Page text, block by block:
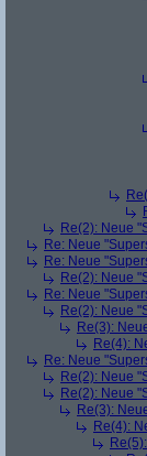
Re(2): Neue
Re: Neue
Re: Neue
Re(2): Neue
Re: Neue
Re(2): Neue
Re(3):
Re(4):
Re: Neue
Re(2): Neue
Re(2): Neue
Re(3):
Re(4):